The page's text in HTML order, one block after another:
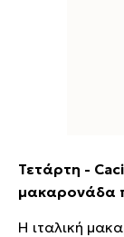
Τετάρτη -
μακαρονάδα
Η ιταλική